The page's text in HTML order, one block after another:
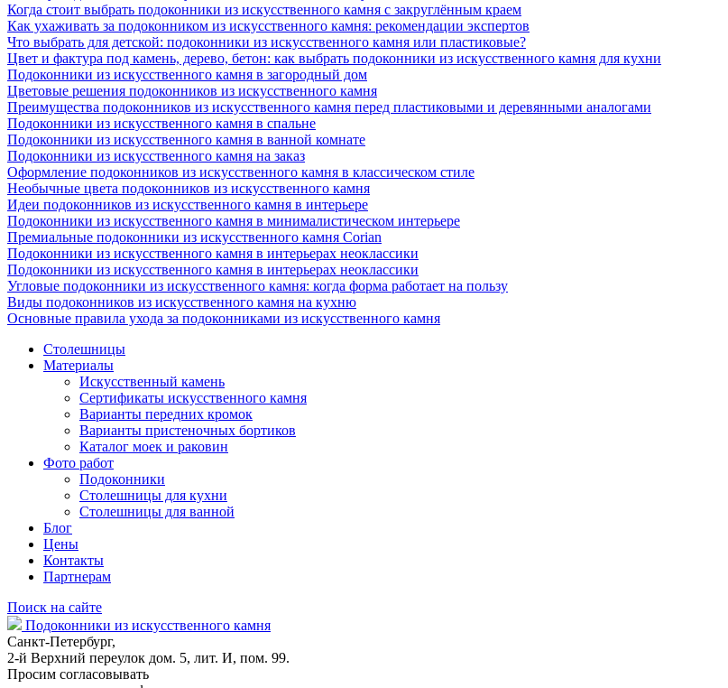
Когда стоит выбрать подоконники из искусственного камня с закруглённым краем
Как ухаживать за подоконником из искусственного камня: рекомендации экспертов
Что выбрать для детской: подоконники из искусственного камня или пластиковые?
Цвет и фактура под камень, дерево, бетон: как выбрать подоконники из искусственного камня для кухни
Подоконники из искусственного камня в загородный дом
Цветовые решения подоконников из искусственного камня
Преимущества подоконников из искусственного камня перед пластиковыми и деревянными аналогами
Подоконники из искусственного камня в спальне
Подоконники из искусственного камня в ванной комнате
Подоконники из искусственного камня на заказ
Оформление подоконников из искусственного камня в классическом стиле
Необычные цвета подоконников из искусственного камня
Идеи подоконников из искусственного камня в интерьере
Подоконники из искусственного камня в минималистическом интерьере
Премиальные подоконники из искусственного камня Corian
Подоконники из искусственного камня в интерьерах неоклассики
Подоконники из искусственного камня в интерьерах неоклассики
Угловые подоконники из искусственного камня: когда форма работает на пользу
Виды подоконников из искусственного камня на кухню
Основные правила ухода за подоконниками из искусственного камня
Столешницы
Материалы
Искусственный камень
Сертификаты искусственного камня
Варианты передних кромок
Варианты пристеночных бортиков
Каталог моек и раковин
Фото работ
Подоконники
Столешницы для кухни
Столешницы для ванной
Блог
Цены
Контакты
Партнерам
Поиск на сайте
Подоконники из искусственного камня
Санкт-Петербург,
2-й Верхний переулок дом. 5, лит. И, пом. 99.
Просим согласовывать